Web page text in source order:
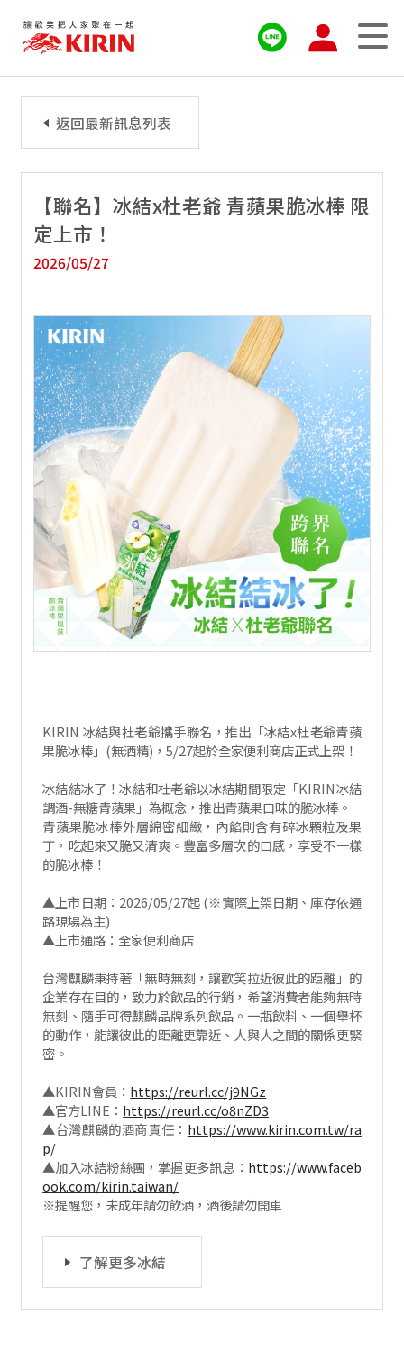
【聯名】冰結x杜老爺 青蘋果脆冰棒 限
定上市！
2026/05/27
KIRIN 冰結與杜老爺攜手聯名，推出「冰結x杜老爺青蘋
果脆冰棒」(無酒精)，5/27起於全家便利商店正式上架！
冰結結冰了！冰結和杜老爺以冰結期間限定「KIRIN冰結
調酒-無糖青蘋果」為概念，推出青蘋果口味的脆冰棒。
青蘋果脆冰棒外層綿密細緻，內餡則含有碎冰顆粒及果
丁，吃起來又脆又清爽。豐富多層次的口感，享受不一樣
的脆冰棒！
▲上市日期：2026/05/27起 (※實際上架日期、庫存依通
路現場為主)
▲上市通路：全家便利商店
台灣麒麟秉持著「無時無刻，讓歡笑拉近彼此的距離」的
企業存在目的，致力於飲品的行銷，希望消費者能夠無時
無刻、隨手可得麒麟品牌系列飲品。一瓶飲料、一個舉杯
的動作，能讓彼此的距離更靠近、人與人之間的關係更緊
密。
▲KIRIN會員： https://reurl.cc/j9NGz
▲官方LINE： https://reurl.cc/o8nZD3
▲台灣麒麟的酒商責任： https://www.kirin.com.tw/ra
p/
▲加入冰結粉絲團，掌握更多訊息： https://www.faceb
ook.com/kirin.taiwan/
※提醒您，未成年請勿飲酒，酒後請勿開車
了解更多冰結
返回最新訊息列表